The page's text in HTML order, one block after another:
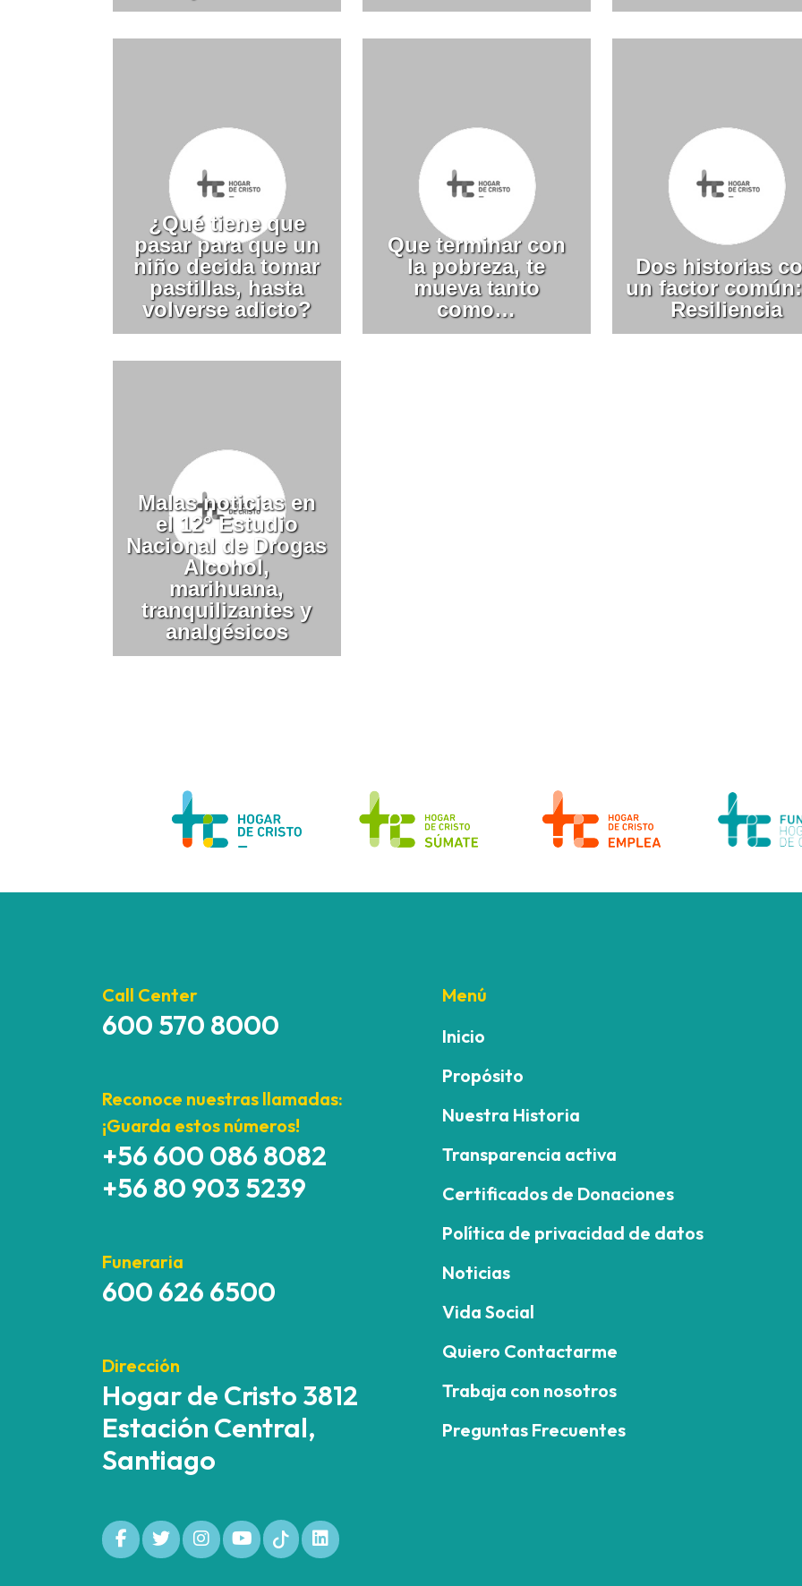
¿Qué tiene que
pasar para que un
niño decida tomar
pastillas, hasta
volverse adicto?
Que terminar con
la pobreza, te
mueva tanto
como…
Dos historias
un factor
Resiliencia
Malas noticias en
el 12° Estudio
Nacional de Drogas
Alcohol,
marihuana,
tranquilizantes y
analgésicos
Call Center
600 570 8000
Reconoce nuestras llamadas:
¡Guarda estos números!
+56 600 086 8082
+56 80 903 5239
Funeraria
600 626 6500
Dirección
Hogar de Cristo 3812
Estación Central,
Santiago
Menú
Inicio
Propósito
Nuestra Historia
Transparencia activa
Certificados de Donaciones
Política de privacidad de datos
Noticias
Vida Social
Quiero Contactarme
Trabaja con nosotros
Preguntas Frecuentes